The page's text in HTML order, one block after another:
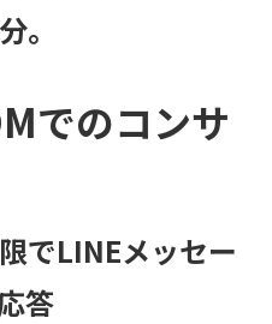
。
でのコンサ
でLINEメッセー
答